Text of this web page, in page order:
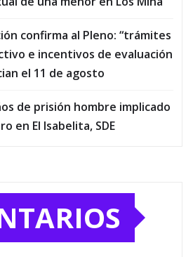
confirma al Pleno: “trámites
e incentivos de evaluación
el 11 de agosto
de prisión hombre implicado
en El Isabelita, SDE